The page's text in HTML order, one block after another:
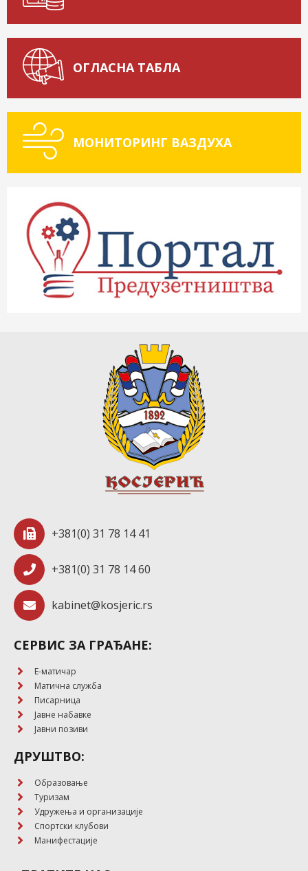
ОГЛАСНА ТАБЛА
МОНИТОРИНГ ВАЗДУХА
+381(0) 31 78 14 41
+381(0) 31 78 14 60
kabinet@kosjeric.rs
СЕРВИС ЗА ГРАЂАНЕ:
E-матичар
Матична служба
Писарница
Јавне набавке
Јавни позиви
ДРУШТВО:
Образовање
Туризам
Удружења и организације
Спортски клубови
Манифестације